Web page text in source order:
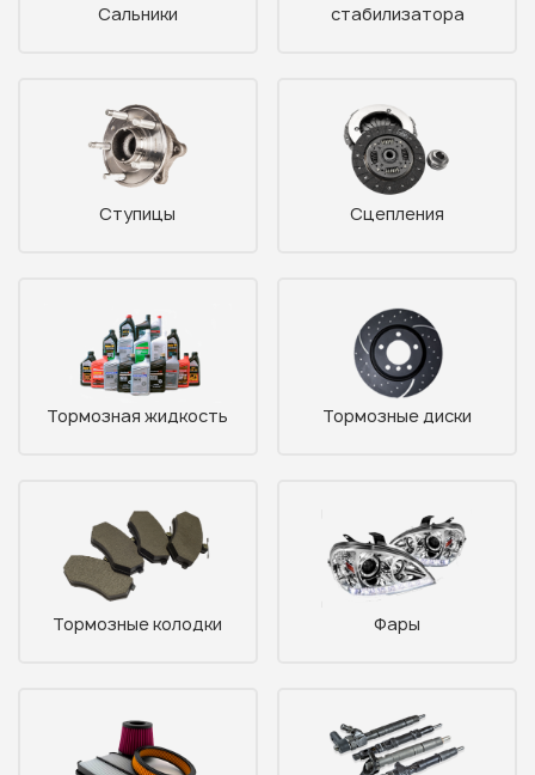
Сальники
стабилизатора
Ступицы Сцепления
Тормозная жидкость Тормозные диски
Тормозные колодки Фары